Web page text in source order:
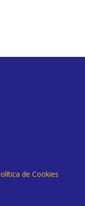
de Cookies